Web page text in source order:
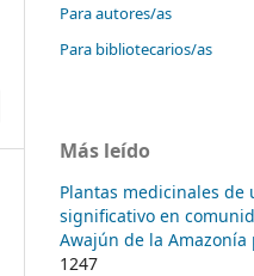
Para autores/as
Para bibliotecarios/as
Más leído
Plantas medicinales de
significativo en
Awajún de la Amazonía
1247